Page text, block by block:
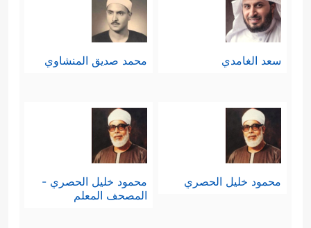
سعد الغامدي محمد صديق المنشاوي
محمود خليل الحصري
محمود خليل الحصري -
المصحف المعلم